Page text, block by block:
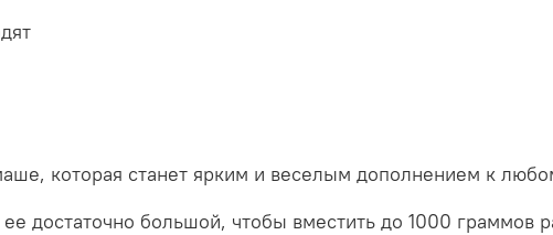
которая станет ярким и веселым дополнением к
достаточно большой, чтобы вместить до 1000 граммов